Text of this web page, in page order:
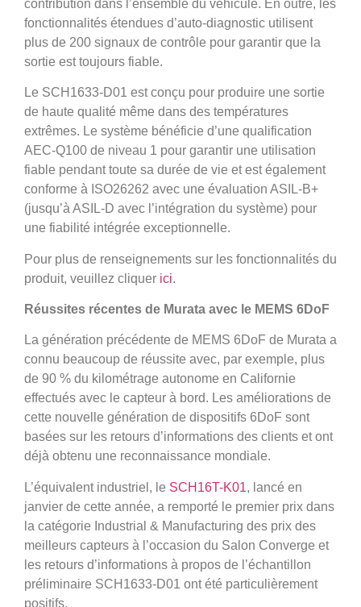
contribution dans l’ensemble du véhicule. En outre, les
fonctionnalités étendues d’auto-diagnostic utilisent
plus de 200 signaux de contrôle pour garantir que la
sortie est toujours fiable.
Le SCH1633-D01 est conçu pour produire une sortie
de haute qualité même dans des températures
extrêmes. Le système bénéficie d’une qualification
AEC-Q100 de niveau 1 pour garantir une utilisation
fiable pendant toute sa durée de vie et est également
conforme à ISO26262 avec une évaluation ASIL-B+
(jusqu’à ASIL-D avec l’intégration du système) pour
une fiabilité intégrée exceptionnelle.
Pour plus de renseignements sur les fonctionnalités du
produit, veuillez cliquer ici.
Réussites récentes de Murata avec le MEMS 6DoF
La génération précédente de MEMS 6DoF de Murata a
connu beaucoup de réussite avec, par exemple, plus
de 90 % du kilométrage autonome en Californie
effectués avec le capteur à bord. Les améliorations de
cette nouvelle génération de dispositifs 6DoF sont
basées sur les retours d’informations des clients et ont
déjà obtenu une reconnaissance mondiale.
L’équivalent industriel, le SCH16T-K01, lancé en
janvier de cette année, a remporté le premier prix dans
la catégorie Industrial & Manufacturing des prix des
meilleurs capteurs à l’occasion du Salon Converge et
les retours d’informations à propos de l’échantillon
préliminaire SCH1633-D01 ont été particulièrement
positifs.